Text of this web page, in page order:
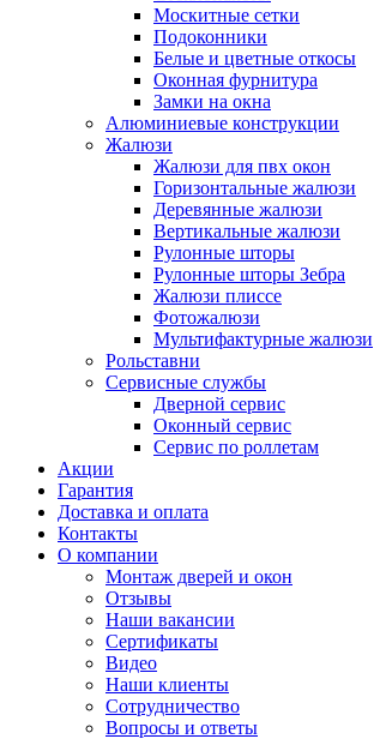
Москитные сетки
Подоконники
Белые и цветные откосы
Оконная фурнитура
Замки на окна
Алюминиевые конструкции
Жалюзи
Жалюзи для пвх окон
Горизонтальные жалюзи
Деревянные жалюзи
Вертикальные жалюзи
Рулонные шторы
Рулонные шторы Зебра
Жалюзи плиссе
Фотожалюзи
Мультифактурные жалюзи
Рольставни
Сервисные службы
Дверной сервис
Оконный сервис
Сервис по роллетам
Акции
Гарантия
Доставка и оплата
Контакты
О компании
Монтаж дверей и окон
Отзывы
Наши вакансии
Сертификаты
Видео
Наши клиенты
Сотрудничество
Вопросы и ответы